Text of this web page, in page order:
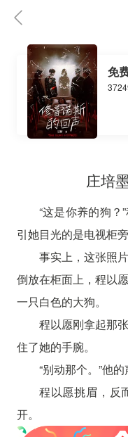
免
庄培
“这是你养的狗？
引她目光的是电视柜
事实上，这张照
倒放在柜面上，程以
一只白色的大狗。
程以愿刚拿起那
住了她的手腕。
“别动那个。”他
程以愿挑眉，反
开。